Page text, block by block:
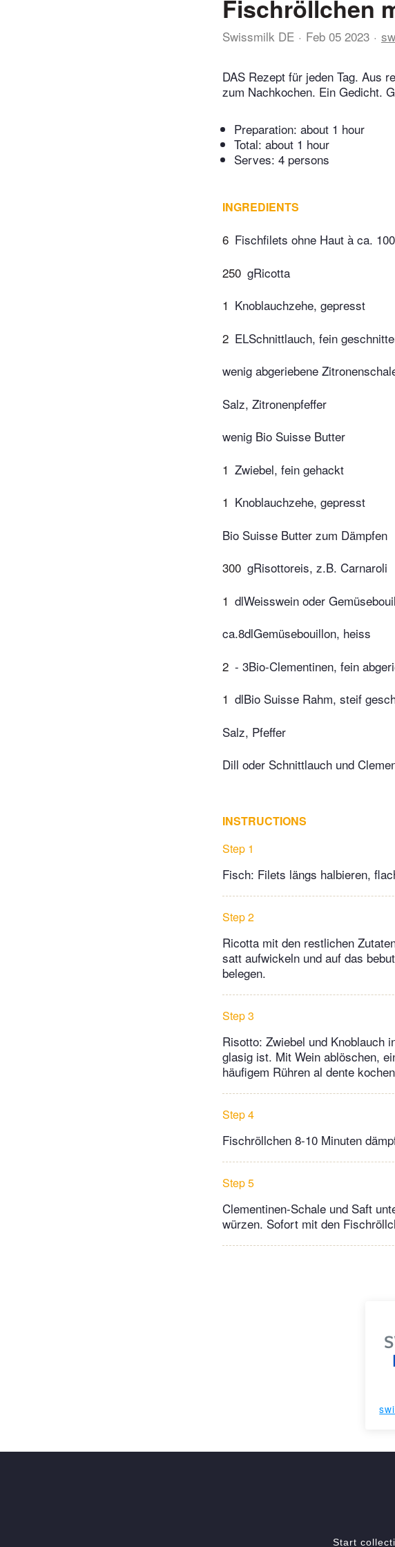
Fischröllchen
Swissmilk DE Feb 05 2023
DAS Rezept für jeden Tag. Aus
zum Nachkochen. Ein Gedicht.
Preparation: about 1 hour
Total: about 1 hour
Serves: 4 persons
INGREDIENTS
6 Fischfilets ohne Haut à ca.
250 gRicotta
1 Knoblauchzehe, gepresst
2 ELSchnittlauch, fein
wenig abgeriebene
Salz, Zitronenpfeffer
wenig Bio Suisse Butter
1 Zwiebel, fein gehackt
1 Knoblauchzehe, gepresst
Bio Suisse Butter zum Dämpfen
300 gRisottoreis, z.B. Carnaroli
1 dlWeisswein oder
ca.8dlGemüsebouillon, heiss
2 - 3Bio-Clementinen, fein
1 dlBio Suisse Rahm, steif
Salz, Pfeffer
Dill oder Schnittlauch und
INSTRUCTIONS
Step 1
Fisch: Filets längs halbieren,
Step 2
Ricotta mit den restlichen
satt aufwickeln und auf das
belegen.
Step 3
Risotto: Zwiebel und Knoblauch
glasig ist. Mit Wein ablöschen,
häufigem Rühren al dente
Step 4
Fischröllchen 8-10 Minuten
Step 5
Clementinen-Schale und Saft
würzen. Sofort mit den
Start